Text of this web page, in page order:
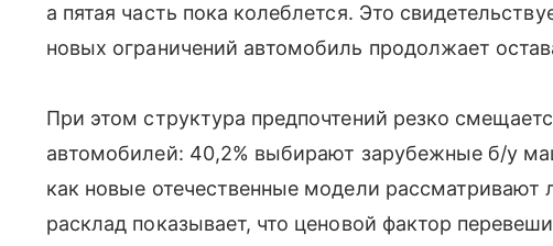
а пятая часть пока колеблется. Это
новых ограничений автомобиль продолжает
При этом структура предпочтений резко
автомобилей: 40,2% выбирают зарубежные б/у
как новые отечественные модели рассматривают
расклад показывает, что ценовой фактор